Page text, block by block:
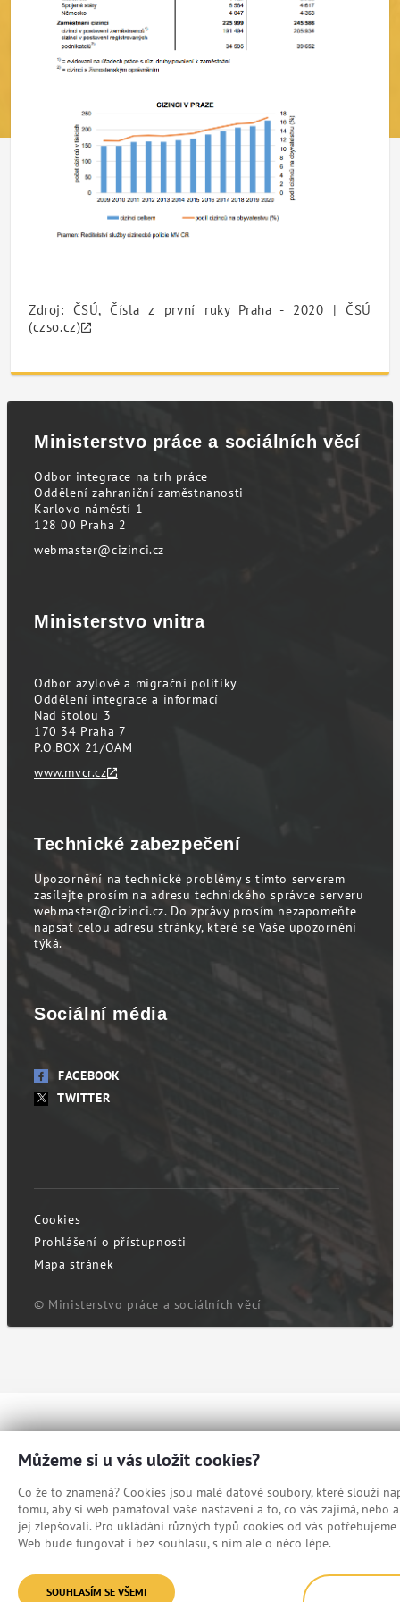
Zdroj: ČSÚ,Čísla z první ruky Praha - 2020 | ČSÚ
(czso.cz)
Ministerstvo práce a sociálních věcí
Odbor integrace na trh práce
Oddělení zahraniční zaměstnanosti
Karlovo náměstí 1
128 00 Praha 2
webmaster@cizinci.cz
Ministerstvo vnitra
Odbor azylové a migrační politiky
Oddělení integrace a informací
Nad štolou 3
170 34 Praha 7
P.O.BOX 21/OAM
www.mvcr.cz
Technické zabezpečení
Upozornění na technické problémy s tímto serverem
zasílejte prosím na adresu technického správce serveru
webmaster@cizinci.cz. Do zprávy prosím nezapomeňte
napsat celou adresu stránky, které se Vaše upozornění
týká.
Sociální média
FACEBOOK
TWITTER
Cookies
Prohlášení o přístupnosti
Mapa stránek
© Ministerstvo práce a sociálních věcí
Můžeme si u vás uložit cookies?
Co že to znamená? Cookies jsou malé datové soubory, které slouží
tomu, aby si web pamatoval vaše nastavení a to, co vás zajímá, nebo
jej zlepšovali. Pro ukládání různých typů cookies od vás potřebujeme
Web bude fungovat i bez souhlasu, s ním ale o něco lépe.
SOUHLASÍM SE VŠEMI